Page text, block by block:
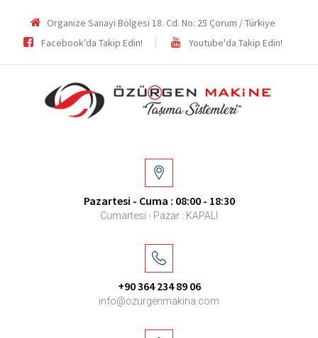
Organize Sanayi Bölgesi 18. Cd. No: 25 Çorum / Türkiye
Facebook'da Takip Edin!
Youtube'da Takip Edin!
Pazartesi - Cuma : 08:00 - 18:30
Cumartesi - Pazar : KAPALI
+90 364 234 89 06
info@ozurgenmakina.com